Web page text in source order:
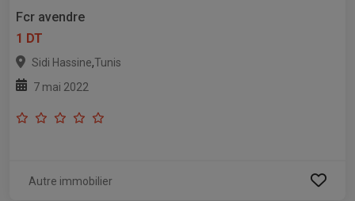
Fcr avendre
1 DT
Sidi Hassine,Tunis
7 mai 2022
Autre immobilier